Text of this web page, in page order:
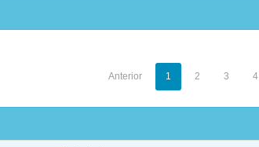
Anterior 1 2 3 4